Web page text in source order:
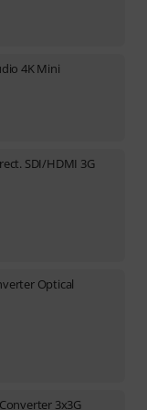
4K Mini
SDI/HDMI 3G
Optical
3x3G